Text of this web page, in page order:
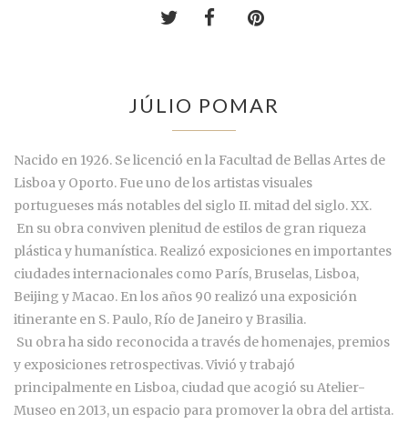
JÚLIO POMAR
Nacido en 1926. Se licenció en la Facultad de Bellas Artes de
Lisboa y Oporto. Fue uno de los artistas visuales
portugueses más notables del siglo II. mitad del siglo. XX.
En su obra conviven plenitud de estilos de gran riqueza
plástica y humanística. Realizó exposiciones en importantes
ciudades internacionales como París, Bruselas, Lisboa,
Beijing y Macao. En los años 90 realizó una exposición
itinerante en S. Paulo, Río de Janeiro y Brasilia.
Su obra ha sido reconocida a través de homenajes, premios
y exposiciones retrospectivas. Vivió y trabajó
principalmente en Lisboa, ciudad que acogió su Atelier-
Museo en 2013, un espacio para promover la obra del artista.